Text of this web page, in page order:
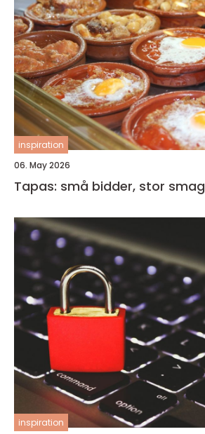
inspiration
06. May 2026
Tapas: små bidder, stor smag
inspiration